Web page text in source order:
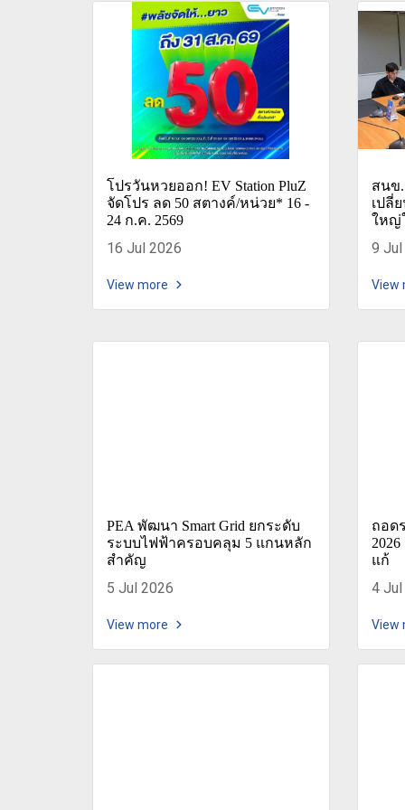
โปรวันหวยออก! EV Station PluZ
จัดโปร ลด 50 สตางค์/หน่วย* 16 -
24 ก.ค. 2569
16 Jul 2026
View more
สนข
เปลี่
ใหญ่
9
View
PEA พัฒนา Smart Grid ยกระดับ
ระบบไฟฟ้าครอบคลุม 5 แกนหลัก
สำคัญ
5 Jul 2026
View more
ถอด
แก้
4
View